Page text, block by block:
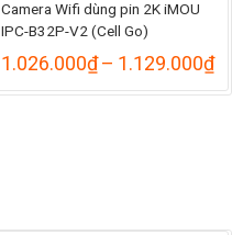
Camera Wifi dùng pin 2K iMOU
IPC-B32P-V2 (Cell Go)
1.026.000₫– 1.129.000₫
từ